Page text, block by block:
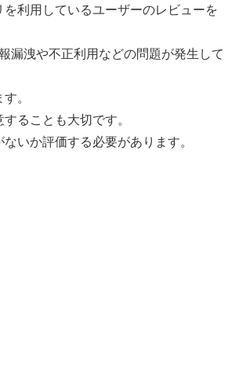
利用しているユーザーのレビューを
漏洩や不正利用などの問題が発生して
。
ることも大切です。
いか評価する必要があります。